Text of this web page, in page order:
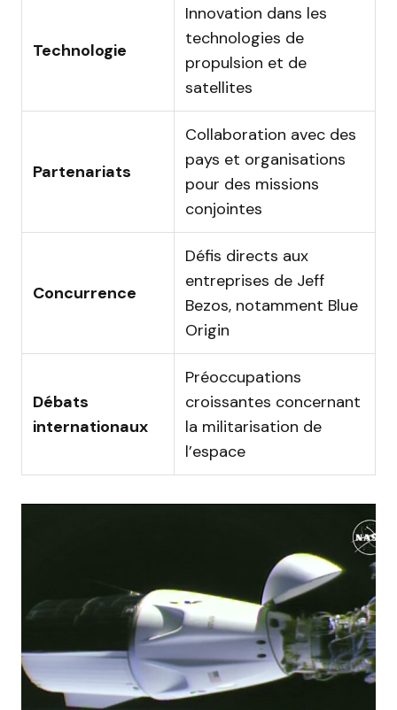
Technologie
Innovation dans les
technologies de
propulsion et de
satellites
Partenariats
Collaboration avec des
pays et organisations
pour des missions
conjointes
Concurrence
Défis directs aux
entreprises de Jeff
Bezos, notamment Blue
Origin
Débats
internationaux
Préoccupations
croissantes concernant
la militarisation de
l’espace